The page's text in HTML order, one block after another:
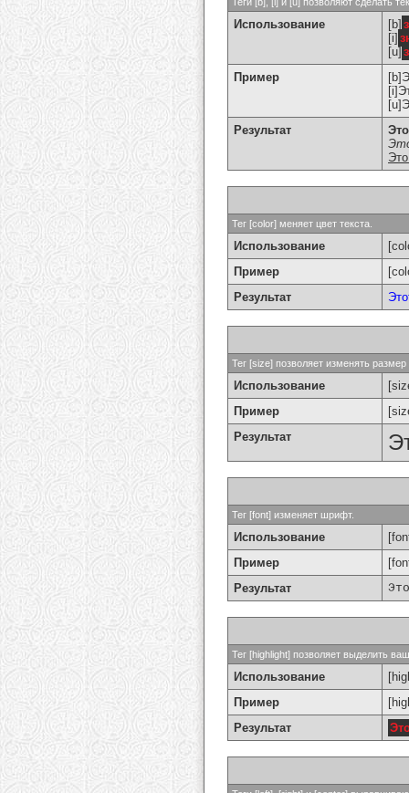
Использование [b]
[i]
[u]
Пример
Результат
Тег [color] меняет цвет текста.
Использование
Пример
Результат
Тег [size] позволяет изменять
Использование
Пример
Результат
Тег [font] изменяет шрифт.
Использование
Пример
Результат
Тег [highlight] позволяет выделить
Использование
Пример
Результат